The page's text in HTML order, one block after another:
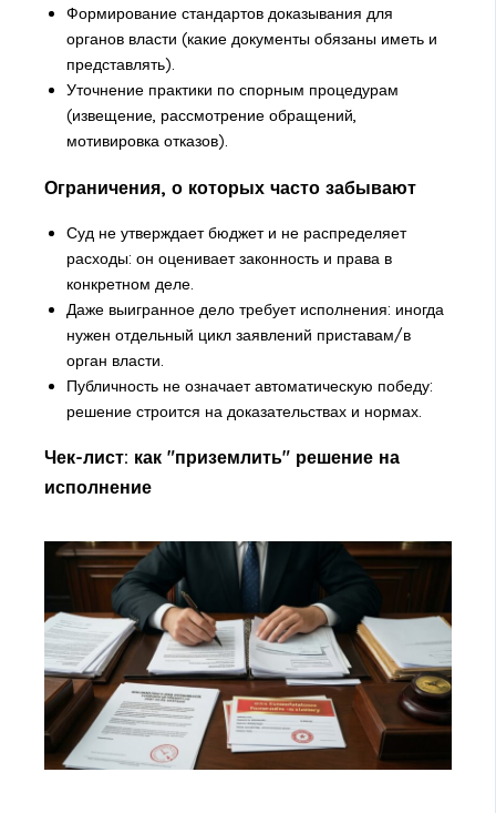
Формирование стандартов доказывания для
органов власти (какие документы обязаны иметь и
представлять).
Уточнение практики по спорным процедурам
(извещение, рассмотрение обращений,
мотивировка отказов).
Ограничения, о которых часто забывают
Суд не утверждает бюджет и не распределяет
расходы: он оценивает законность и права в
конкретном деле.
Даже выигранное дело требует исполнения: иногда
нужен отдельный цикл заявлений приставам/в
орган власти.
Публичность не означает автоматическую победу:
решение строится на доказательствах и нормах.
Чек-лист: как "приземлить" решение на
исполнение